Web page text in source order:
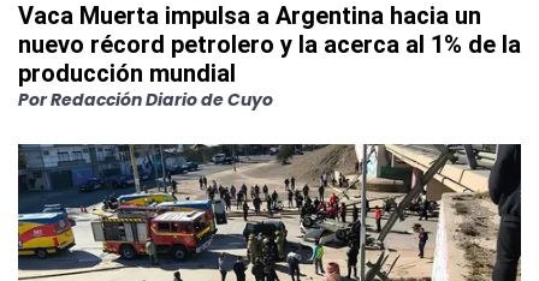
Vaca Muerta impulsa a Argentina hacia un
nuevo récord petrolero y la acerca al 1% de la
producción mundial
PorRedacción Diario de Cuyo